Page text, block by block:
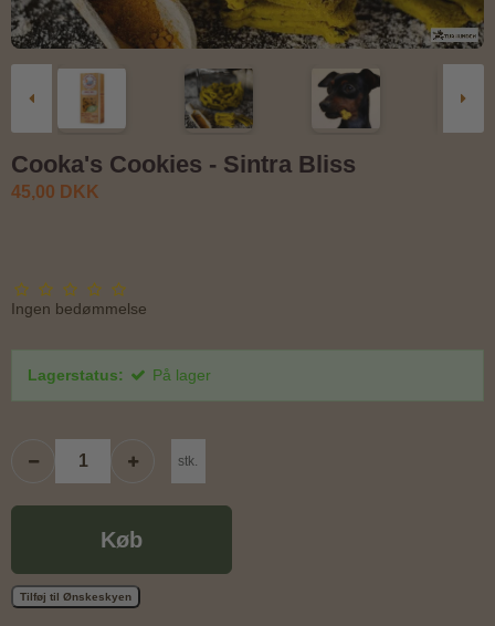
Cooka's Cookies - Sintra Bliss
45,00 DKK
Ingen bedømmelse
Lagerstatus: På lager
stk.
Køb
Tilføj til Ønskeskyen